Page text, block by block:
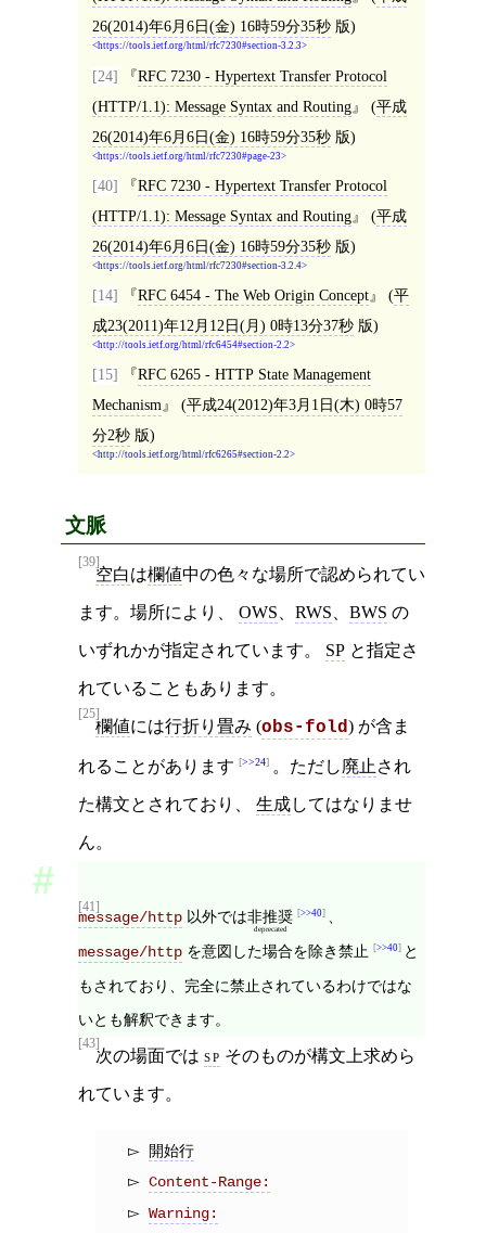
26(2014)年6月6日(金) 16時59分35秒版)
https://tools.ietf.org/html/rfc7230#section-3.2.3
[24]
RFC 7230 - Hypertext Transfer Protocol
(HTTP/1.1): Message Syntax and Routing
(平成
26(2014)年6月6日(金) 16時59分35秒版)
https://tools.ietf.org/html/rfc7230#page-23
[40]
RFC 7230 - Hypertext Transfer Protocol
(HTTP/1.1): Message Syntax and Routing
(平成
26(2014)年6月6日(金) 16時59分35秒版)
https://tools.ietf.org/html/rfc7230#section-3.2.4
[14] RFC 6454 - The Web Origin Concept (平
成23(2011)年12月12日(月) 0時13分37秒版)
http://tools.ietf.org/html/rfc6454#section-2.2
[15]
RFC 6265 - HTTP State Management
Mechanism
(平成24(2012)年3月1日(木) 0時57
分2秒版)
http://tools.ietf.org/html/rfc6265#section-2.2
文脈
[39]
空白は欄値中の色々な場所で認められてい
ます。場所により、 OWS RWS BWS の
いずれかが指定されています。 SP と指定さ
れていることもあります。
[25]
欄値には行折り畳み (obs-fold) が含ま
れることがあります >>24 。ただし廃止 され
た構文とされており、 生成してはなりませ
ん。
[41]
message/http 以外では非推奨
deprecated
>>40
message/http を意図した場合を除き禁止 >>40
と
もされており、完全に禁止されているわけではな
いとも解釈できます。
[43]
次の場面では sp そのものが構文上求めら
れています。
開始行
Content-Range:
Warning: